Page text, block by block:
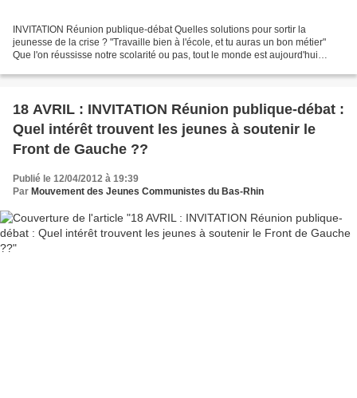
INVITATION Réunion publique-débat Quelles solutions pour sortir la
jeunesse de la crise ? "Travaille bien à l'école, et tu auras un bon métier"
Que l'on réussisse notre scolarité ou pas, tout le monde est aujourd'hui
18 AVRIL : INVITATION Réunion publique-débat :
Quel intérêt trouvent les jeunes à soutenir le
Front de Gauche ??
Publié le 12/04/2012 à 19:39
Par Mouvement des Jeunes Communistes du Bas-Rhin